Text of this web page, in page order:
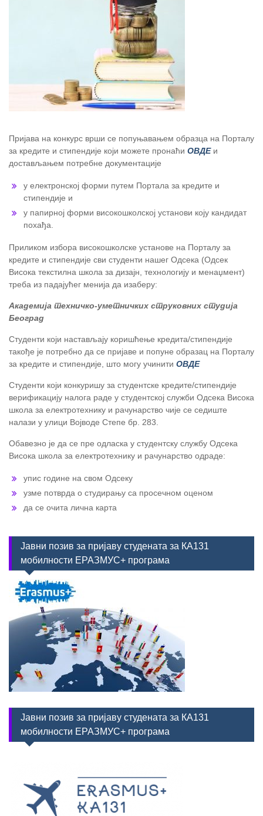
Пријава на конкурс врши се попуњавањем образца на Порталу
за кредите и стипендије који можете пронаћи ОВДЕ и
достављањем потребне документације
у електронској форми путем Портала за кредите и
стипендије и
у папирној форми високошколској установи коју кандидат
похађа.
Приликом избора високошколске установе на Порталу за
кредите и стипендије сви студенти нашег Одсека (Одсек
Висока текстилна школа за дизајн, технологију и менаџмент)
треба из падајућег менија да изаберу:
Академија техничко-уметничких струковних студија
Београд
Студенти који настављају коришћење кредита/стипендије
такође је потребно да се пријаве и попуне образац на Порталу
за кредите и стипендије, што могу учинити ОВДЕ
Студенти који конкуришу за студентске кредите/стипендије
верификацију налога раде у студентској служби Одсека Висока
школа за електротехнику и рачунарство чије се седиште
налази у улици Војводе Степе бр. 283.
Обавезно је да се пре одласка у студентску службу Одсека
Висока школа за електротехнику и рачунарство одраде:
упис године на свом Одсеку
узме потврда о студирању са просечном оценом
да се очита лична карта
Јавни позив за пријаву студената за КА131
мобилности ЕРАЗМУС+ програма
Јавни позив за пријаву студената за КА131
мобилности ЕРАЗМУС+ програма